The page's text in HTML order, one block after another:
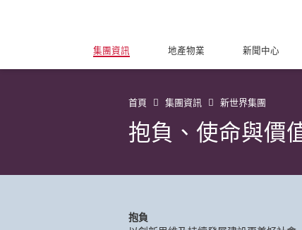
集團資訊 地產物業 新聞中心
首頁 集團資訊 新世界集團
抱負、使命與價
抱負